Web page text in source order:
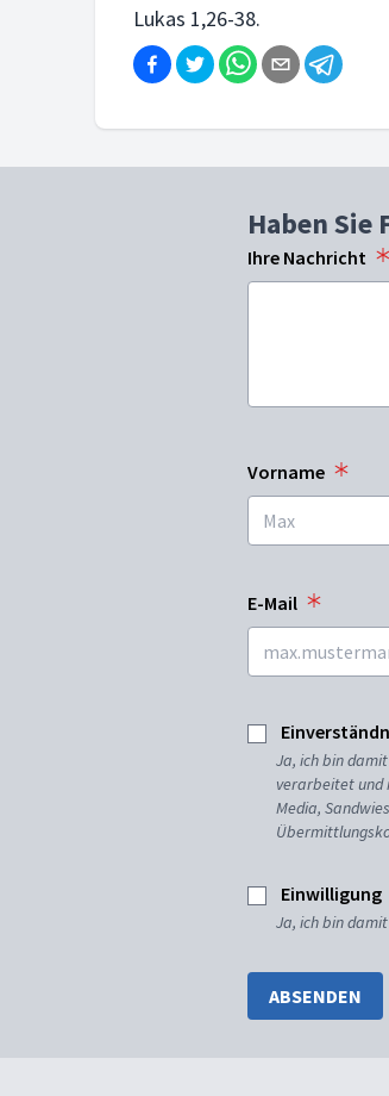
Lukas 1,26-38.
Haben Sie
Ihre Nachricht
Vorname
E-Mail
Ja, ich bin
verarbeitet und
Media,
Einwilligung
Ja, ich bin
ABSENDEN